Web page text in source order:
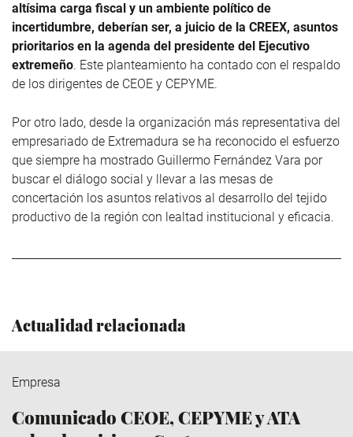
altísima carga fiscal y un ambiente político de
incertidumbre, deberían ser, a juicio de la CREEX, asuntos
prioritarios en la agenda del presidente del Ejecutivo
extremeño. Este planteamiento ha contado con el respaldo
de los dirigentes de CEOE y CEPYME.
Por otro lado, desde la organización más representativa del
empresariado de Extremadura se ha reconocido el esfuerzo
que siempre ha mostrado Guillermo Fernández Vara por
buscar el diálogo social y llevar a las mesas de
concertación los asuntos relativos al desarrollo del tejido
productivo de la región con lealtad institucional y eficacia.
Actualidad relacionada
Empresa
Comunicado CEOE, CEPYME y ATA